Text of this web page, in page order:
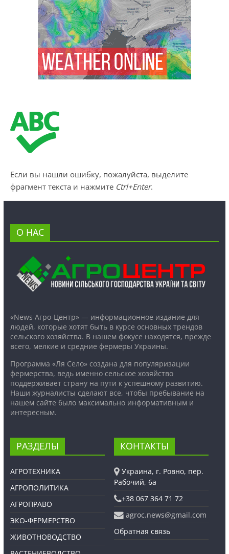
Если вы нашли ошибку, пожалуйста, выделите
фрагмент текста и нажмите Ctrl+Enter.
О НАС
«News Агро-Центр» — информационное издание для
людей, которые хотят быть в курсе основных трендов
сельского хозяйства. В нашем фокусе находятся, прежде
всего, мелкие и средние фермеры Украины.
Программа «Ля Село» создана для популяризации
фермерства, ведь именно сельское хозяйство
поддерживает страну на пути к успешному развитию.
Наши журналисты сделают все, чтобы пребывание на
нашем сайте было максимально информативным и
интересным.
РАЗДЕЛЫ
АГРОТЕХНИКА
АГРОПОЛИТИКА
АГРОПРАВО
ЭКО-ФЕРМЕРСТВО
ЖИВОТНОВОДСТВО
КОНТАКТЫ
Украина, г. Ровно, пер.
Рабочий, 6а
+38 067 364 71 72
agroc.news@gmail.com
Обратная связь